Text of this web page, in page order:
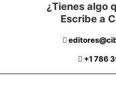
¿Tienes algo
Escribe a
+1 786